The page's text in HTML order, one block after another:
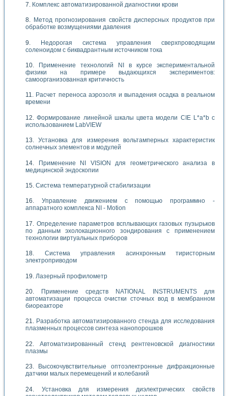
Комплекс автоматизированной диагностики крови
Метод прогнозирования свойств дисперсных продуктов при
обработке возмущениями давления
Недорогая система управления сверхпроводящим
соленоидом с биквадрантным источником тока
Применение технологий NI в курсе экспериментальной
физики на примере выдающихся экспериментов:
самоорганизованная критичность
Расчет переноса аэрозоля и выпадения осадка в реальном
времени
Формирование линейной шкалы цвета модели CIE L*a*b с
использованием LabVIEW
Установка для измерения вольтамперных характеристик
солнечных элементов и модулей
Применение NI VISION для геометрического анализа в
медицинской эндоскопии
Система температурной стабилизации
Управление движением с помощью программно -
аппаратного комплекса NI - Motion
Определение параметров всплывающих газовых пузырьков
по данным эхолокационного зондирования с применением
технологии виртуальных приборов
Система управления асинхронным тиристорным
электроприводом
Лазерный профилометр
Применение средств NATIONAL INSTRUMENTS для
автоматизации процесса очистки сточных вод в мембранном
биореакторе
Разработка автоматизированного стенда для исследования
плазменных процессов синтеза нанопорошков
Автоматизированный стенд рентгеновской диагностики
плазмы
Высокочувствительные оптоэлектронные дифракционные
датчики малых перемещений и колебаний
Установка для измерения диэлектрических свойств